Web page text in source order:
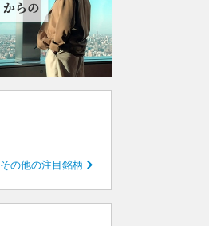
その他の注目銘柄